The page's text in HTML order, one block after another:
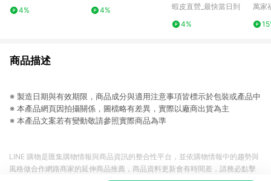
4%
乾爽新升級
4%
護墊 日用 量少型護墊
衛生巾 安睡褲 褲型 透
蝦皮直營_最快當日到
4%
萬家
商品描述
※ 製造日期與有效期限，商品成分與適用注意事項皆標示於包裝或產品中
※ 本產品網頁因拍攝關係，圖檔略有差異，實際以廠商出貨為主
※ 本產品文案若有變動敬請參照實際商品為準
LINE 購物是匯集購物情報與商品資訊的整合性平台，並依購物情報中的趨勢與
風格做合作網路商家的延伸商品推薦，商品資料更新會有時間差，請務必點擊